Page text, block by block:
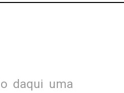
daqui uma